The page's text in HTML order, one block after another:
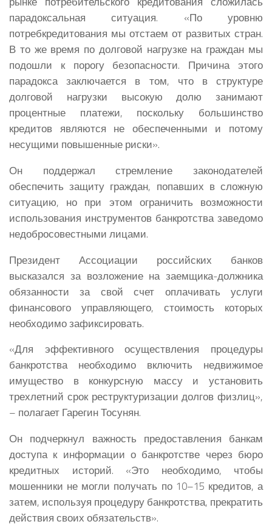
парадоксальная ситуация. «По уровню
потребкредитования мы отстаем от развитых стран.
В то же время по долговой нагрузке на граждан мы
подошли к порогу безопасности. Причина этого
парадокса заключается в том, что в структуре
долговой нагрузки высокую долю занимают
процентные платежи, поскольку большинство
кредитов являются не обеспеченными и потому
несущими повышенные риски».
Он поддержал стремление законодателей
обеспечить защиту граждан, попавших в сложную
ситуацию, но при этом ограничить возможности
использования инструментов банкротства заведомо
недобросовестными лицами.
Президент Ассоциации российских банков
высказался за возложение на заемщика-должника
обязанности за свой счет оплачивать услуги
финансового управляющего, стоимость которых
необходимо зафиксировать.
«Для эффективного осуществления процедуры
банкротства необходимо включить недвижимое
имущество в конкурсную массу и установить
трехлетний срок реструктуризации долгов физлиц»,
– полагает Гарегин Тосунян.
Он подчеркнул важность предоставления банкам
доступа к информации о банкротстве через бюро
кредитных историй. «Это необходимо, чтобы
мошенники не могли получать по 10–15 кредитов, а
затем, используя процедуру банкротства, прекратить
действия своих обязательств».